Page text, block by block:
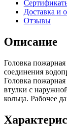
Доставка и
Отзывы
Описание
Головка
соединения
Головка
втулки с
кольца. Рабочее